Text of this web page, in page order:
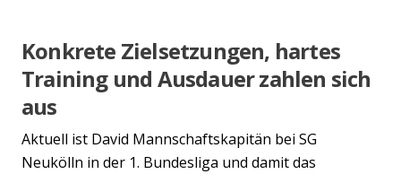
Konkrete Zielsetzungen, hartes
Training und Ausdauer zahlen sich
aus
Aktuell ist David Mannschaftskapitän bei SG
Neukölln in der 1. Bundesliga und damit das